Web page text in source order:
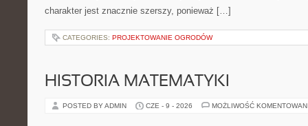
charakter jest znacznie szerszy, ponieważ […]
CATEGORIES: PROJEKTOWANIE OGRODÓW
HISTORIA MATEMATYKI
POSTED BY ADMIN CZE - 9 - 2026 MOŻLIWOŚĆ